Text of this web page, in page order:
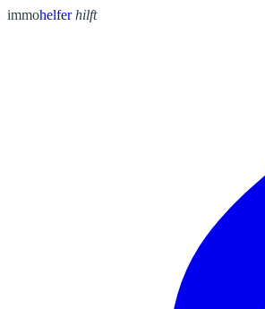
immohelfer hilft